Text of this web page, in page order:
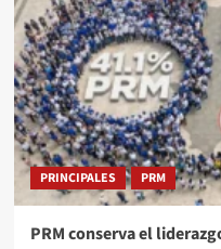
PRINCIPALES PRM
PRM conserva el